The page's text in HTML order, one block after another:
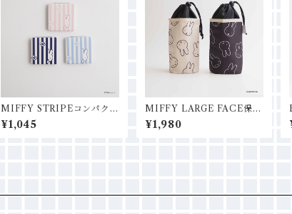
MIFFY STRIPEコンパクト
ミラー
¥1,045
MIFFY LARGE FACE保冷
保温ボトルバッグ
¥1,980